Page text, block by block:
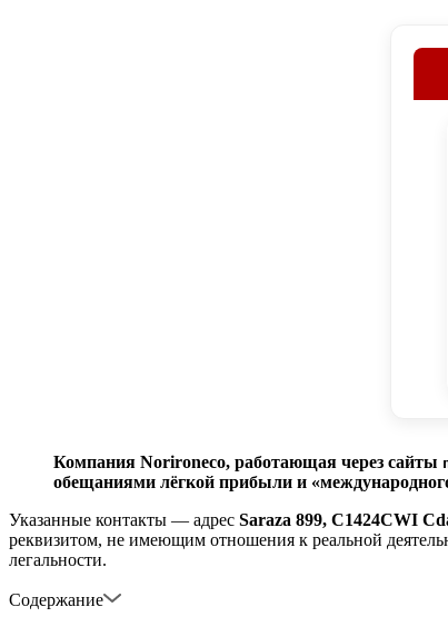
Компания Norironeco, работающая через сайты
обещаниями лёгкой прибыли и
Указанные контакты — адрес Saraza 899, C1424CWI
реквизитом, не имеющим отношения к реальной
легальности.
Содержание